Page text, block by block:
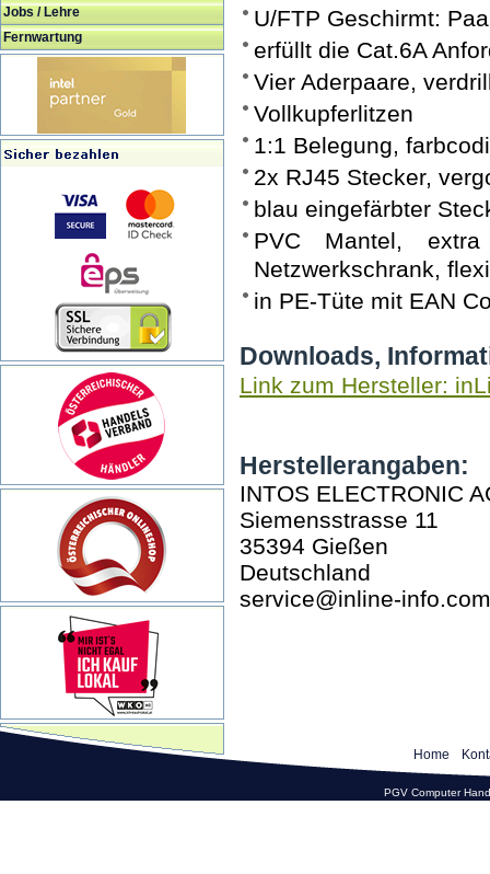
Jobs / Lehre
Fernwartung
U/FTP Geschirmt:
erfüllt die Cat.6A
Vier Aderpaare,
Vollkupferlitzen
1:1 Belegung,
2x RJ45 Stecker,
blau eingefärbter
PVC Mantel,
Netzwerkschrank,
in PE-Tüte mit EAN
Downloads,
Link zum Hersteller:
Herstellerangaben:
INTOS ELECTRONIC
Siemensstrasse 11
35394 Gießen
Deutschland
service@inline-info.com
Home
PGV Computer